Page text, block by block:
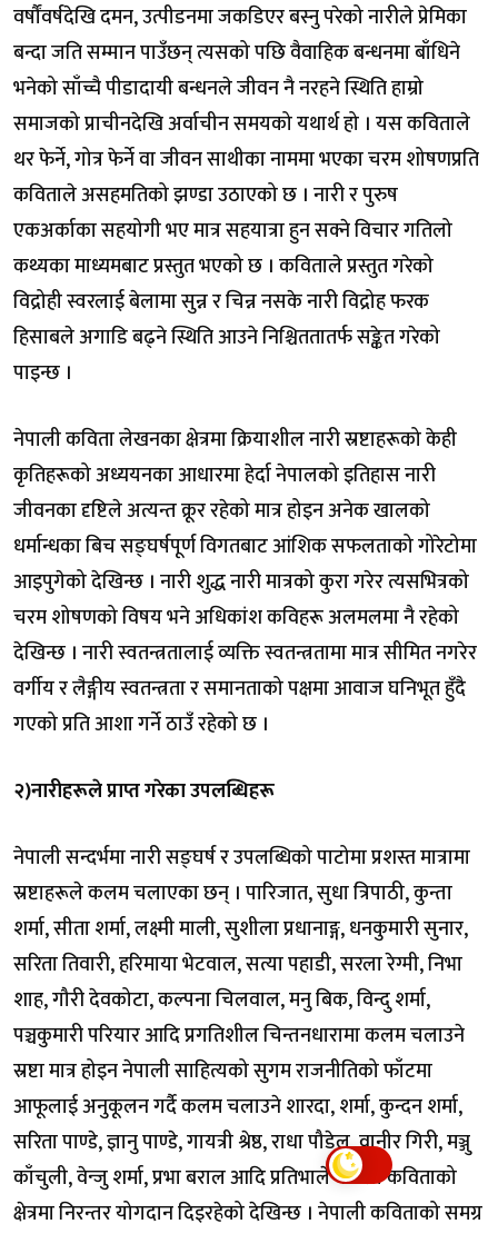
वर्षौंवर्षदेखि दमन, उत्पीडनमा जकडिएर बस्नु परेको नारीले प्रेमिका
बन्दा जति सम्मान पाउँछन् त्यसको पछि वैवाहिक बन्धनमा बाँधिने
भनेको साँच्चै पीडादायी बन्धनले जीवन नै नरहने स्थिति हाम्रो
समाजको प्राचीनदेखि अर्वाचीन समयको यथार्थ हो । यस कविताले
थर फेर्ने, गोत्र फेर्ने वा जीवन साथीका नाममा भएका चरम शोषणप्रति
कविताले असहमतिको झण्डा उठाएको छ । नारी र पुरुष
एकअर्काका सहयोगी भए मात्र सहयात्रा हुन सक्ने विचार गतिलो
कथ्यका माध्यमबाट प्रस्तुत भएको छ । कविताले प्रस्तुत गरेको
विद्रोही स्वरलाई बेलामा सुन्न र चिन्न नसके नारी विद्रोह फरक
हिसाबले अगाडि बढ्ने स्थिति आउने निश्चिततातर्फ सङ्केत गरेको
पाइन्छ ।
नेपाली कविता लेखनका क्षेत्रमा क्रियाशील नारी स्रष्टाहरूको केही
कृतिहरूको अध्ययनका आधारमा हेर्दा नेपालको इतिहास नारी
जीवनका दृष्टिले अत्यन्त क्रूर रहेको मात्र होइन अनेक खालको
धर्मान्धका बिच सङ्घर्षपूर्ण विगतबाट आंशिक सफलताको गोरेटोमा
आइपुगेको देखिन्छ । नारी शुद्ध नारी मात्रको कुरा गरेर त्यसभित्रको
चरम शोषणको विषय भने अधिकांश कविहरू अलमलमा नै रहेको
देखिन्छ । नारी स्वतन्त्रतालाई व्यक्ति स्वतन्त्रतामा मात्र सीमित नगरेर
वर्गीय र लैङ्गीय स्वतन्त्रता र समानताको पक्षमा आवाज घनिभूत हुँदै
गएको प्रति आशा गर्ने ठाउँ रहेको छ ।
२)नारीहरूले प्राप्त गरेका उपलब्धिहरू
नेपाली सन्दर्भमा नारी सङ्घर्ष र उपलब्धिको पाटोमा प्रशस्त मात्रामा
स्रष्टाहरूले कलम चलाएका छन् । पारिजात, सुधा त्रिपाठी, कुन्ता
शर्मा, सीता शर्मा, लक्ष्मी माली, सुशीला प्रधानाङ्ग, धनकुमारी सुनार,
सरिता तिवारी, हरिमाया भेटवाल, सत्या पहाडी, सरला रेग्मी, निभा
शाह, गौरी देवकोटा, कल्पना चिलवाल, मनु बिक, विन्दु शर्मा,
पञ्चकुमारी परियार आदि प्रगतिशील चिन्तनधारामा कलम चलाउने
स्रष्टा मात्र होइन नेपाली साहित्यको सुगम राजनीतिको फाँटमा
आफूलाई अनुकूलन गर्दै कलम चलाउने शारदा, शर्मा, कुन्दन शर्मा,
सरिता पाण्डे, ज्ञानु पाण्डे, गायत्री श्रेष्ठ, राधा पौडेल, वानीर गिरी, मञ्जु
काँचुली, वेन्जु शर्मा, प्रभा बराल आदि प्रतिभाले नेपाली कविताको
क्षेत्रमा निरन्तर योगदान दिइरहेको देखिन्छ । नेपाली कविताको समग्र